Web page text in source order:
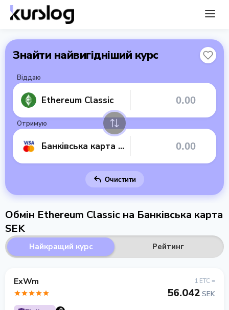
Знайти найвигідніший курс
Віддаю
Ethereum Classic
Отримую
Банківська карта SEK
Очистити
Обмін Ethereum Classic на Банківська карта
SEK
Найкращий курс Рейтинг
ExWm 1 ETC =
56.042 SEK